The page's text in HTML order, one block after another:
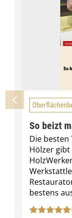
So beizt
Die besten
Hölzer
bestens